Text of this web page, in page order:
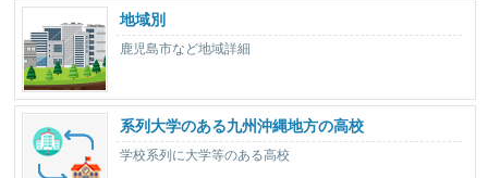
地域別
鹿児島市など地域詳細
系列大学のある九州沖縄地方の高校
学校系列に大学等のある高校